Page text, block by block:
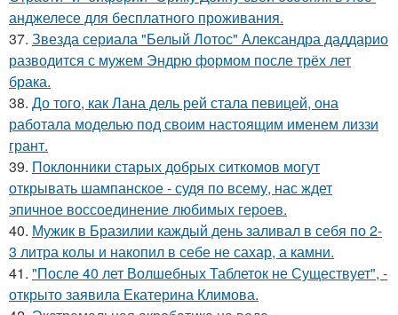
анджелесе для бесплатного проживания.
37. Звезда сериала "Белый Лотос" Александра даддарио
разводится с мужем Эндрю формом после трёх лет
брака.
38. До того, как Лана дель рей стала певицей, она
работала моделью под своим настоящим именем лиззи
грант.
39. Поклонники старых добрых ситкомов могут
открывать шампанское - судя по всему, нас ждет
эпичное воссоединение любимых героев.
40. Мужик в Бразилии каждый день заливал в себя по 2-
3 литра колы и накопил в себе не сахар, а камни.
41. "После 40 лет Волшебных Таблеток не Существует", -
открыто заявила Екатерина Климова.